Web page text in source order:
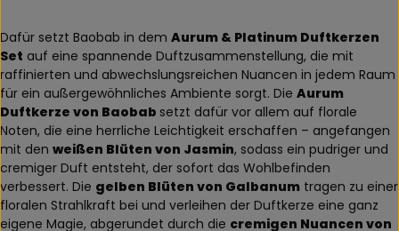
Dafür setzt Baobab in dem Aurum & Platinum Duftkerzen
Set auf eine spannende Duftzusammenstellung, die mit
raffinierten und abwechslungsreichen Nuancen in jedem Raum
für ein außergewöhnliches Ambiente sorgt. Die Aurum
Duftkerze von Baobab setzt dafür vor allem auf florale
Noten, die eine herrliche Leichtigkeit erschaffen – angefangen
mit den weißen Blüten von Jasmin, sodass ein pudriger und
cremiger Duft entsteht, der sofort das Wohlbefinden
verbessert. Die gelben Blüten von Galbanum tragen zu einer
floralen Strahlkraft bei und verleihen der Duftkerze eine ganz
eigene Magie, abgerundet durch die cremigen Nuancen von